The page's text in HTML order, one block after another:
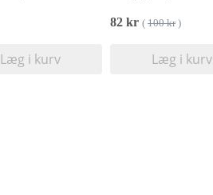
Læg i kurv
82 kr ( 100 kr)
Læg i kurv